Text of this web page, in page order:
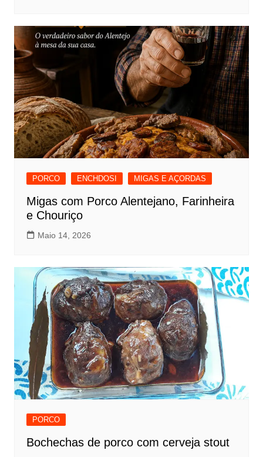
PORCO ENCHDOSI MIGAS E AÇORDAS
Migas com Porco Alentejano, Farinheira
e Chouriço
Maio 14, 2026
PORCO
Bochechas de porco com cerveja stout